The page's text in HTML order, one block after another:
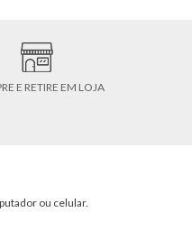
E RETIRE EM LOJA
ou celular.